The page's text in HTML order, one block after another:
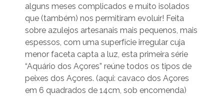
alguns meses complicados e muito isolados
que (também) nos permitiram evoluir! Feita
sobre azulejos artesanais mais pequenos, mais
espessos, com uma superfície irregular cuja
menor faceta capta a luz, esta primeira série
“Aquário dos Açores” reúne todos os tipos de
peixes dos Açores. (aqui: cavaco dos Açores
em 6 quadrados de 14cm, sob encomenda)